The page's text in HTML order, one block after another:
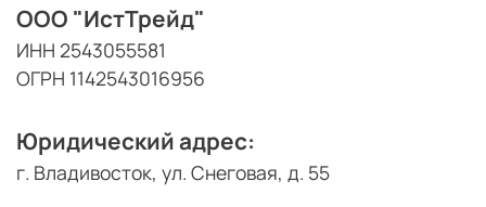
ООО "ИстТрейд"
ИНН 2543055581
ОГРН 1142543016956
Юридический адрес:
г. Владивосток, ул. Снеговая, д. 55